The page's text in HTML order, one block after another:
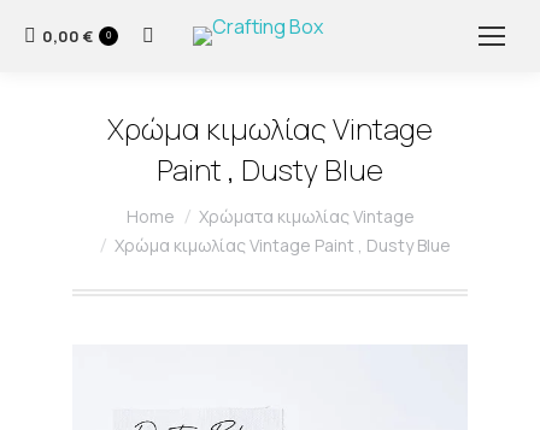
0,00 € 0 Search:
Χρώμα κιμωλίας Vintage
Paint , Dusty Blue
You are here:
Home
Χρώματα κιμωλίας Vintage
Χρώμα κιμωλίας Vintage Paint , Dusty Blue